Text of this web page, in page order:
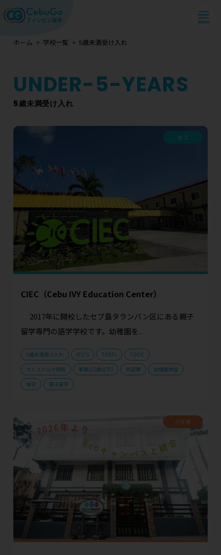
ホーム 学校一覧 5歳未満受け入れ
5歳未満受け入れ
セブ
CIEC（Cebu IVY Education Center）
2017年に開校したセブ島タランバン区にある親子
留学専門の語学学校です。幼稚園を...
5歳未満受け入れ IELTS TOEFL
TOEIC
セミスパルタ規則
単身(15歳以下) 外部寮
幼稚園併設
格安
親子留学
バギオ